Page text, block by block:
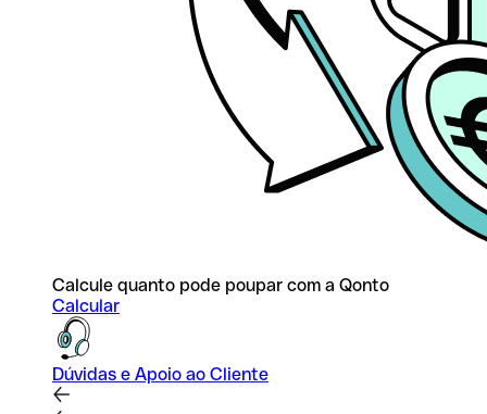
Calcule quanto pode poupar com a Qonto
Calcular
Dúvidas e Apoio ao Cliente